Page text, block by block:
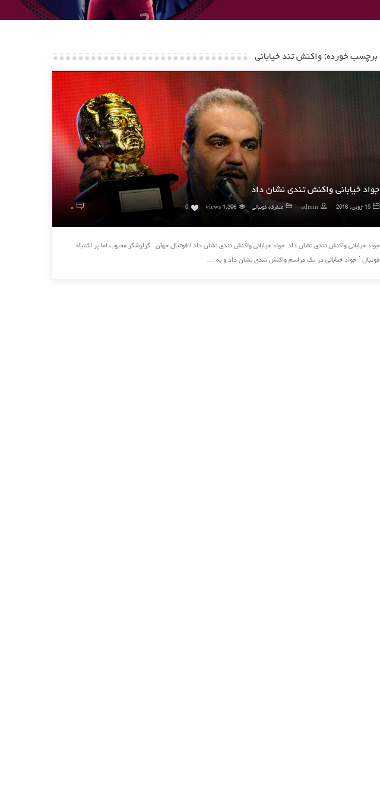
برچسب خورده: واکنش تند خیابانی
جواد خیابانی واکنش تندی نشان داد
15 ژوئن, 2016 admin متفرقه فوتبالی 1,396 views
0 ۰
جواد خیابانی واکنش تندی نشان داد جواد خیابانی واکنش تندی نشان داد / فوتبال جهان : گزارشگر محبوب اما پر اشتباه
فوتبال ٬ جواد خیابانی در یک مراسم واکنش تندی نشان داد و به …